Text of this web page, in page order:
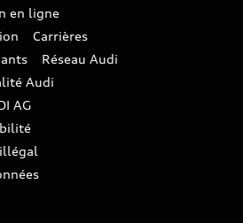
Takata
en ligne
Carrières
Réseau Audi
Audi
AG